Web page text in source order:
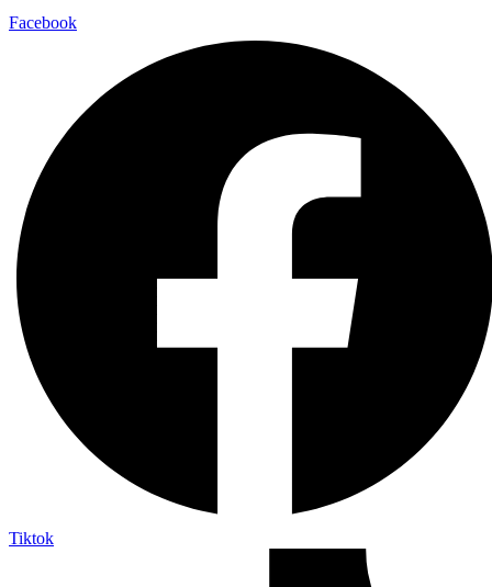
Facebook
Tiktok